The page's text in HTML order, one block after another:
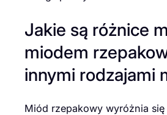
Jakie są różnice
miodem
innymi rodzajami
Miód rzepakowy wyróżnia